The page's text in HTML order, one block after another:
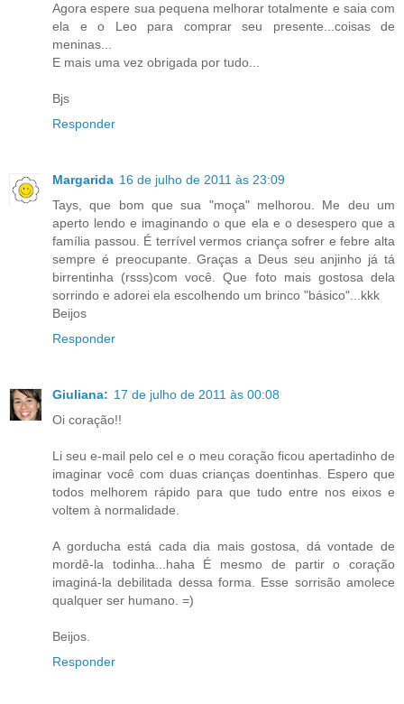
Agora espere sua pequena melhorar totalmente e saia com
ela e o Leo para comprar seu presente...coisas de
meninas...
E mais uma vez obrigada por tudo...
Bjs
Responder
Margarida 16 de julho de 2011 às 23:09
Tays, que bom que sua "moça" melhorou. Me deu um
aperto lendo e imaginando o que ela e o desespero que a
família passou. É terrível vermos criança sofrer e febre alta
sempre é preocupante. Graças a Deus seu anjinho já tá
birrentinha (rsss)com você. Que foto mais gostosa dela
sorrindo e adorei ela escolhendo um brinco "básico"...kkk
Beijos
Responder
Giuliana: 17 de julho de 2011 às 00:08
Oi coração!!
Li seu e-mail pelo cel e o meu coração ficou apertadinho de
imaginar você com duas crianças doentinhas. Espero que
todos melhorem rápido para que tudo entre nos eixos e
voltem à normalidade.
A gorducha está cada dia mais gostosa, dá vontade de
mordê-la todinha...haha É mesmo de partir o coração
imaginá-la debilitada dessa forma. Esse sorrisão amolece
qualquer ser humano. =)
Beijos.
Responder